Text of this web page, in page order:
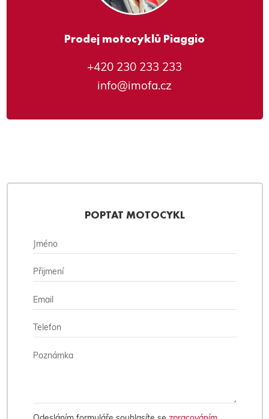
Prodej motocyklů Piaggio
+420 230 233 233
info@imofa.cz
POPTAT MOTOCYKL